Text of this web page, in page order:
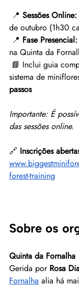
📍 Sessões Online:
de outubro (1h30
📍 Fase Presencial:
na Quinta da
sistema de
passos
Importante: É
das sessões online.
🔗 Inscrições
forest-training
Sobre os
Quinta da Fornalha
Gerida por Rosa
Fornalha alia há